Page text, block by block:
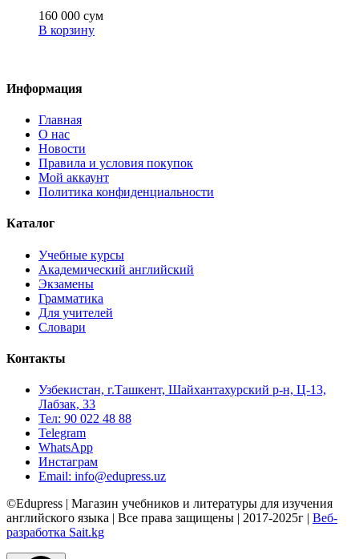
160 000 сум
В корзину
Информация
Главная
О нас
Новости
Правила и условия покупок
Мой аккаунт
Политика конфиденциальности
Каталог
Учебные курсы
Академический английский
Экзамены
Грамматика
Для учителей
Словари
Контакты
Узбекистан, г.Ташкент, Шайхантахурский р-н, Ц-13,
Лабзак, 33
Тел: 90 022 48 88
Telegram
WhatsApp
Инстаграм
Email: info@edupress.uz
©Edupress | Магазин учебников и литературы для изучения
английского языка | Все права защищены | 2017-2025г | Веб-
разработка Sait.kg